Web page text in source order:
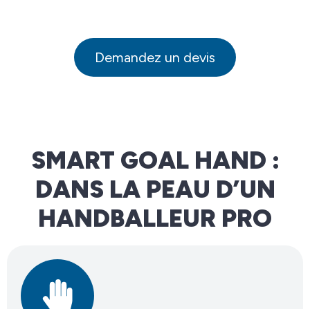
Demandez un devis
SMART GOAL HAND :
DANS LA PEAU D’UN
HANDBALLEUR PRO